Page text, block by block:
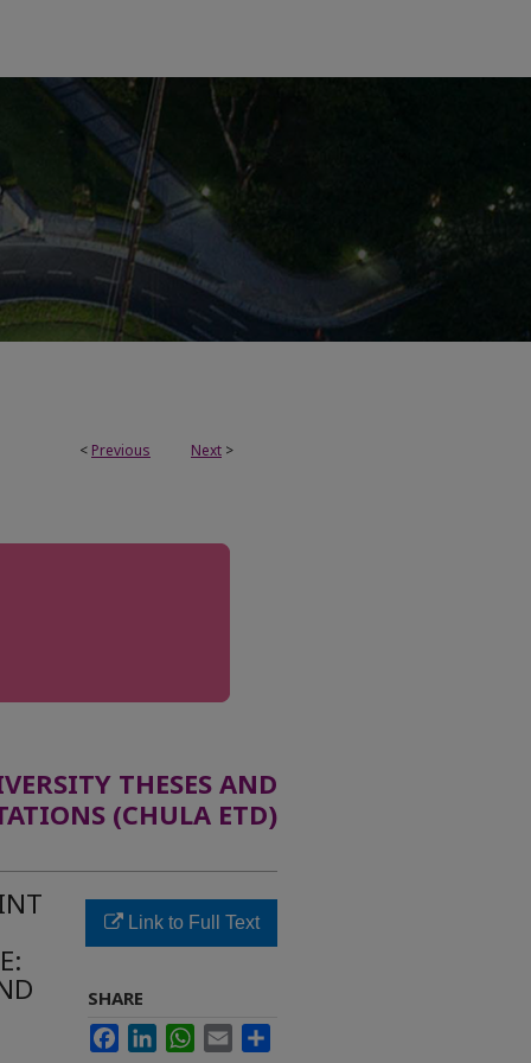
< Previous Next >
THESES AND
(CHULA ETD)
Link to Full Text
SHARE
FacebookLinkedInWhatsApp
Email